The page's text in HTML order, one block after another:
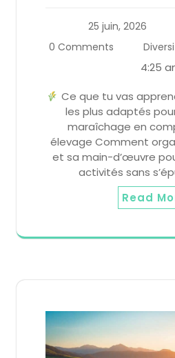
25 juin, 2026
0 Comments
4:25
Ce que tu vas
les plus adaptés
maraîchage en
élevage Comment
et sa main-d’œuvre
activités sans
Read